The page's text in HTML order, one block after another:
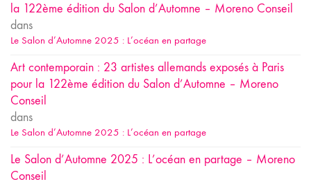
la 122ème édition du Salon d’Automne – Moreno Conseil
dans
Le Salon d’Automne 2025 : L’océan en partage
Art contemporain : 23 artistes allemands exposés à Paris
pour la 122ème édition du Salon d’Automne – Moreno
Conseil
dans
Le Salon d’Automne 2025 : L’océan en partage
Le Salon d’Automne 2025 : L’océan en partage – Moreno
Conseil